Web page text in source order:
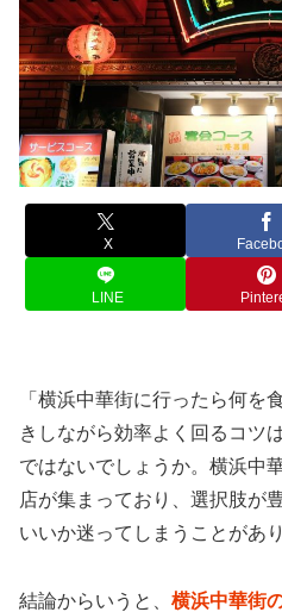
X
LINE
「横浜中華街に行ったら何を
きしながら効率よく回るコツ
ではないでしょうか。横浜中
店が集まっており、選択肢が
いいか迷ってしまうことがあり
結論からいうと、 横浜中華街